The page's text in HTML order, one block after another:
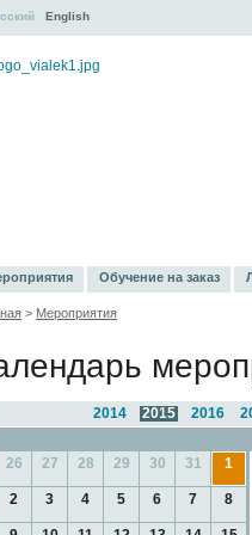
English
Обучение на заказ
> Мероприятия
2016
2015
2014
26 27 28 29 30 31 1
2 3 4 5 6 7 8